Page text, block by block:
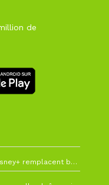
de
La Liga change de diffuseur : DAZN et Disney+ remplacent beIN Sports !